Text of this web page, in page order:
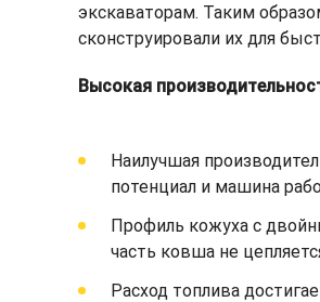
экскаваторам. Таким
сконструировали их для
Высокая
Наилучшая
потенциал и машина
Профиль кожуха с
часть ковша не
Расход топлива